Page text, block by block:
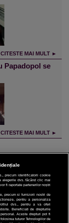
CITESTE MAI MULT ►
Papadopol se
CITESTE MAI MULT ►
precum identificatorii cookie
alegerile dvs. făcând clic mai
fi raportate partenerilor noștri
precum si furnizorii nostri de
pentru a personaliza
dvs., pentru a va oferi
Beneficiati de drepturile
Aceste drepturi pot fi
tuturor Tehnologiilor de